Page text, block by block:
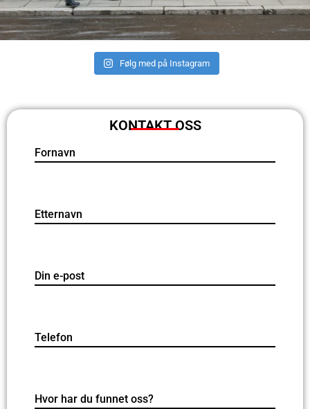
Følg med på Instagram
KONTAKT OSS